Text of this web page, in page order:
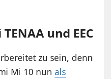
und EEC
zu sein, denn
Mi 10 nunals